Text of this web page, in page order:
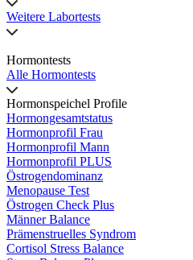
Weitere Labortests
Hormontests
Alle Hormontests
Hormonspeichel Profile
Hormongesamtstatus
Hormonprofil Frau
Hormonprofil Mann
Hormonprofil PLUS
Östrogendominanz
Menopause Test
Östrogen Check Plus
Männer Balance
Prämenstruelles Syndrom
Cortisol Stress Balance